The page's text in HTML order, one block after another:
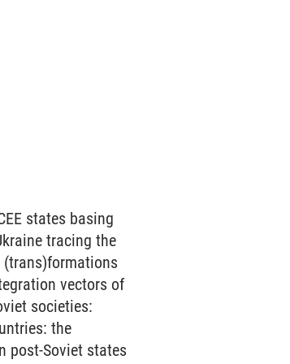
states basing
tracing the
vectors of
societies:
the
post-Soviet states